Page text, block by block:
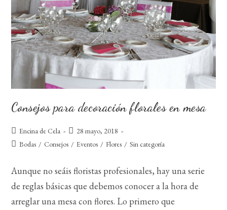
Consejos para decoración florales en mesa
Autor
de
Encina de Cela
Publicación
de
28 mayo, 2018
Categoría
la
entrada:
Bodas / Consejos / Eventos / Flores / Sin categoría
Aunque no seáis floristas profesionales, hay una serie
de reglas básicas que debemos conocer a la hora de
arreglar una mesa con flores. Lo primero que